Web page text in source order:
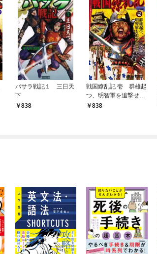
バサラ戦記１ 三日天
下
838
戦国繚乱記 壱 群雄起
つ、明智軍を追撃せ
よ！838